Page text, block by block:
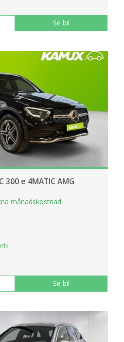
kan alltid ändra dina
Se bil
300 e 4MATIC AMG
månadskostnad
Se bil